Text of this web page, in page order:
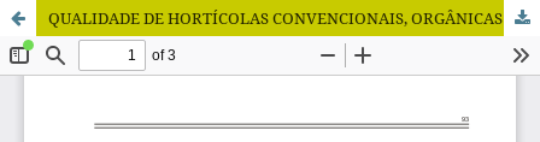
QUALIDADE DE HORTÍCOLAS CONVENCIONAIS, ORGÂNICAS E HIDROPÔNICAS NA REGIÃO METROPOLITANA DE CURITIBA, PARANÁ.